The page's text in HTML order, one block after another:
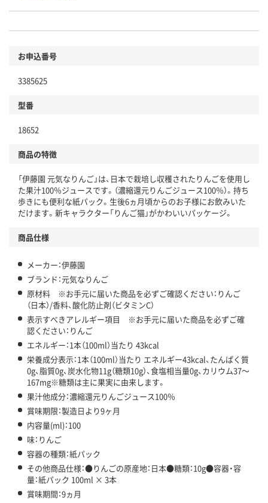
お申込番号
3385625
型番
18652
商品の特徴
「伊藤園 元気なりんご」は、日本で栽培し収穫されたりんごを使用し
た果汁100％ジュースです。（濃縮還元りんごジュース100％）。持ち
歩きにも便利な紙パック。生後6ヵ月頃からのお子様にお飲みいた
だけます。新キャラクター「りんご猫」がかわいいパッケージ。
商品仕様
メーカー：伊藤園
ブランド：元気なりんご
原材料 ※お手元に届いた商品を必ずご確認ください：りんご
（日本）/香料、酸化防止剤（ビタミンC）
表示すべきアレルギー項目 ※お手元に届いた商品を必ずご確
認ください：りんご
エネルギー：1本（100ml）当たり 43kcal
栄養成分表示：1本（100ml）当たり エネルギー43kcal、たんぱく質
0g、脂質0g、炭水化物11g（糖類10g）、食塩相当量0g、カリウム37～
167mg※糖類は主に果実に由来します。
果汁他成分：濃縮還元りんごジュース100％
賞味期限：製造日より9ヶ月
内容量(ml)：100
味：りんご
容器の種類：紙パック
その他商品仕様：●りんごの原産地：日本●糖類：10g●容器・容
量：紙パック 100ml × 3本
賞味期間：9ヵ月